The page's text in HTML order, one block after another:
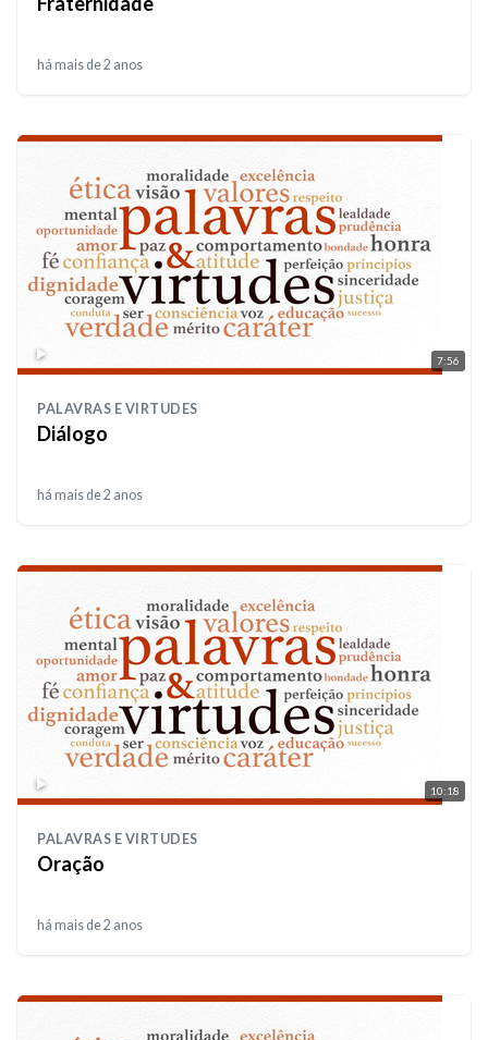
há mais de 2 anos
7:56
PALAVRAS E VIRTUDES
Diálogo
há mais de 2 anos
10:18
PALAVRAS E VIRTUDES
Oração
há mais de 2 anos